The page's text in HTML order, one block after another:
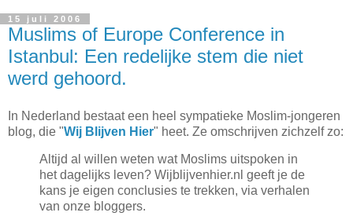
15 juli 2006
Muslims of Europe Conference in
Istanbul: Een redelijke stem die niet
werd gehoord.
In Nederland bestaat een heel sympatieke Moslim-jongeren
blog, die "Wij Blijven Hier" heet. Ze omschrijven zichzelf zo:
Altijd al willen weten wat Moslims uitspoken in
het dagelijks leven? Wijblijvenhier.nl geeft je de
kans je eigen conclusies te trekken, via verhalen
van onze bloggers.